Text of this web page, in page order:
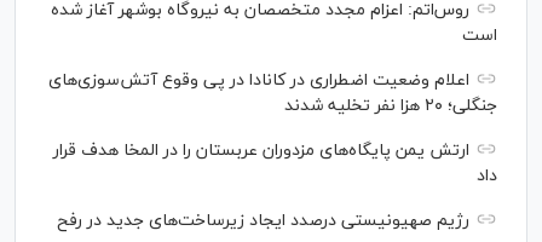
روس‌اتم: اعزام مجدد متخصصان به نیروگاه بوشهر آغاز شده
است
اعلام وضعیت اضطراری در کانادا در پی وقوع آتش‌سوزی‌های
جنگلی؛ ۲۰ هزا نفر تخلیه شدند
ارتش یمن پایگاه‌های مزدوران عربستان را در المخا هدف قرار
داد
رژیم صهیونیستی درصدد ایجاد زیرساخت‌های جدید در رفح